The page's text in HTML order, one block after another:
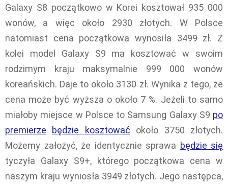
Galaxy S8 początkowo w Korei kosztował 935 000
wonów, a więc około 2930 złotych. W Polsce
natomiast cena początkowa wynosiła 3499 zł. Z
kolei model Galaxy S9 ma kosztować w swoim
rodzimym kraju maksymalnie 999 000 wonów
koreańskich. Daje to około 3130 zł. Wynika z tego, że
cena może być wyższa o około 7 %. Jeżeli to samo
miałoby miejsce w Polsce to Samsung Galaxy S9 po
premierze
będzie kosztować około 3750 złotych.
Możemy założyć, że identycznie sprawa będzie się
tyczyła Galaxy S9+, którego początkowa cena w
naszym kraju wyniosła 3949 złotych. Jego następca,